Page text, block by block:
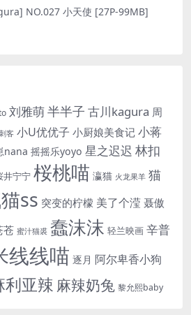
NO.027 小天使 [27P-99MB]
刘雅萌半半子 古川kagura 周
客 小U优优子 小厨娘美食记 小蒋
nana 摇摇乐yoyo 星之迟迟 林扣
井宁宁 桜桃喵 瀛猫 火龙果羊 猫
ss 突变的柠檬 美了个滢 聂傲
苍 蜜汁猫裘 蠢沫沫 轻兰映画 辛普
线线喵 逐月 阿尔卑香小狗
利亚辣 麻辣奶兔 黎允熙baby